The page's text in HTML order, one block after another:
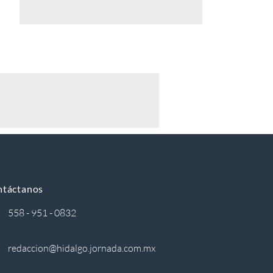
558 - 951 - 0832
redaccion@hidalgo.jornada.com.mx